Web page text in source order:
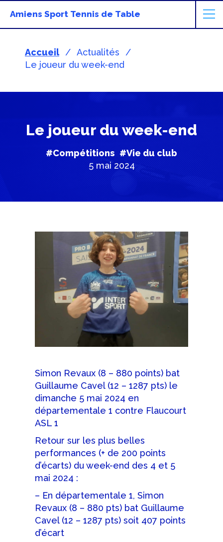
Amiens Sport Tennis de Table
Accueil
Actualités
Le joueur du week-end
Le joueur du week-end
#Compétitions #Vie du club
5 mai 2024
Simon Revaux (8 – 880 points) bat
Guillaume Cavel (12 – 1287 pts) le
dimanche 5 mai 2024 en
départementale 1 contre Flaucourt
ASL 1
Retour sur les plus belles
performances (+ de 200 points
d’écarts) du week-end des 4 et 5
mai 2024 :
– En départementale 1, Simon
Revaux (8 – 880 pts) bat Guillaume
Cavel (12 – 1287 pts) soit 407 points
d’écart